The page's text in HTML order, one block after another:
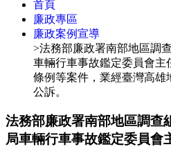
首頁
廉政專區
廉政案例宣導
>法務部廉政署南部地區調
車輛行車事故鑑定委員會
條例等案件，業經臺灣高雄
公訴。
法務部廉政署南部地區調查
局車輛行車事故鑑定委員會